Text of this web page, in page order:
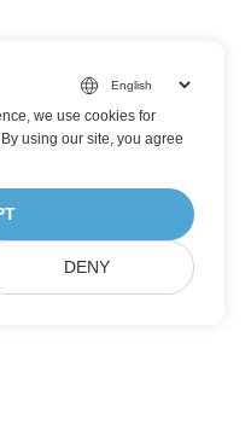
we use cookies for
using our site, you agree
DENY